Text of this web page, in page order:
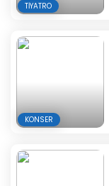
TIYATRO
KONSER